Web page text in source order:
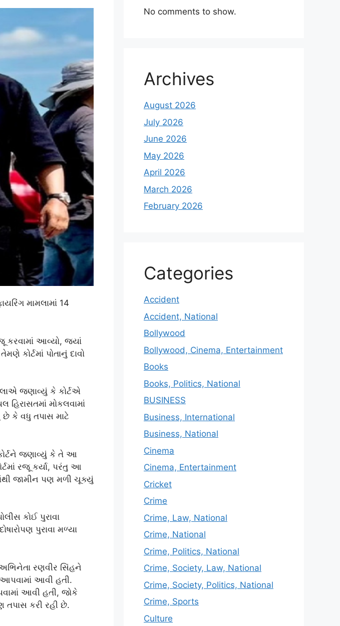
મામલામાં 14
કરવામાં આવ્યો, જ્યાં
કોર્ટમાં પોતાનું દાવો
જણાવ્યું કે કોર્ટએ
હિરાસતમાં મોકલવામાં
છે કે વધુ તપાસ માટે
જણાવ્યું કે તે આ
રજૂ કર્યા, પરંતુ આ
જામીન પણ મળી ચૂક્યું
કોઈ પુરાવા
પુરાવા મળ્યા
અભિનેતા રણવીર સિંહને
આવી હતી.
આવી હતી, જોકે
કરી રહી છે.
No comments to show.
Archives
August 2026
July 2026
June 2026
May 2026
April 2026
March 2026
February 2026
Categories
Accident
Accident, National
Bollywood
Bollywood, Cinema, Entertainment
Books
Books, Politics, National
BUSINESS
Business, International
Business, National
Cinema
Cinema, Entertainment
Cricket
Crime
Crime, Law, National
Crime, National
Crime, Politics, National
Crime, Society, Law, National
Crime, Society, Politics, National
Crime, Sports
Culture